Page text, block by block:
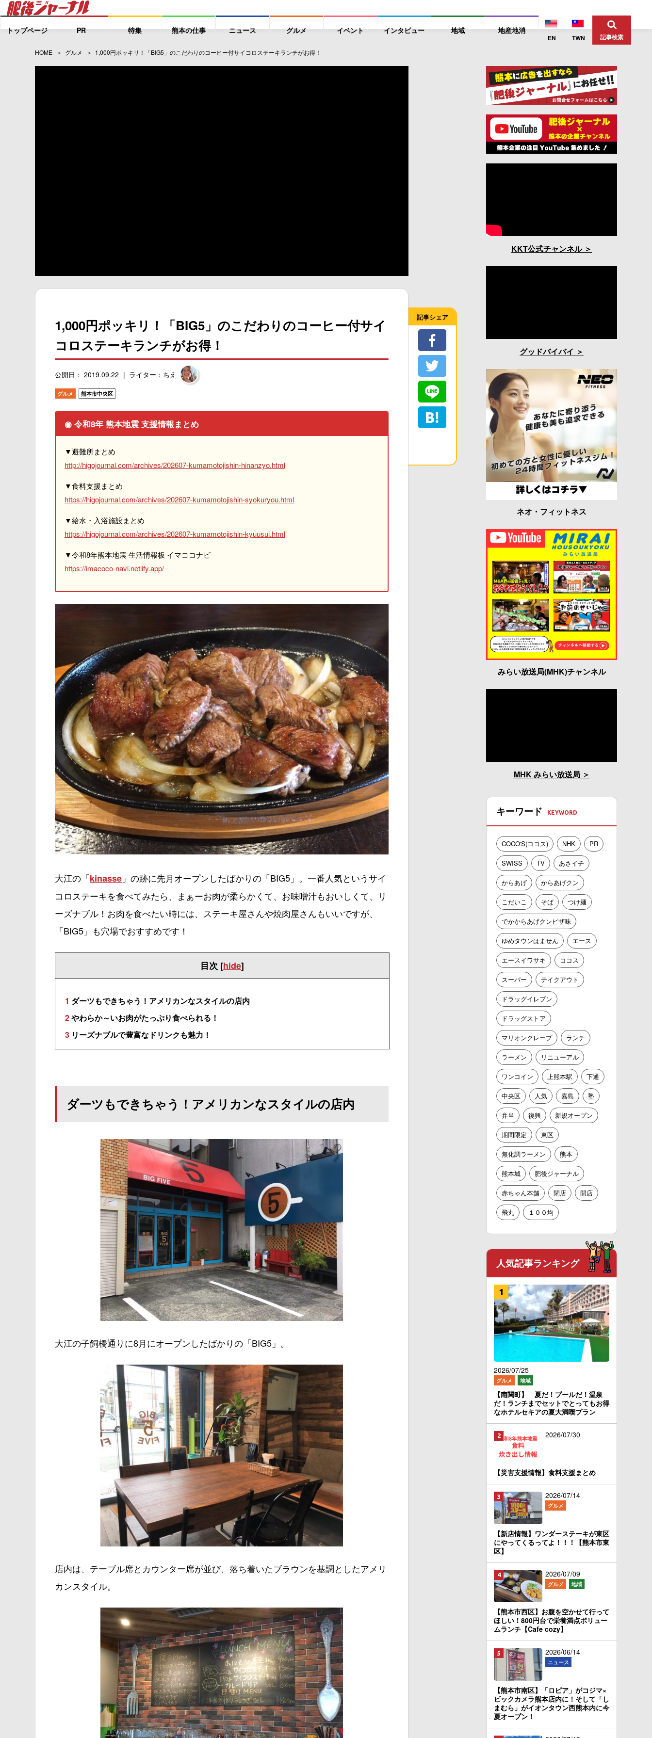
トップページ PR 特集 熊本の仕事 ニュース グルメ イベント インタビュー 地域 地産地消
EN TWN 記事検索
HOME グルメ 1,000円ポッキリ！「BIG5」のこだわりのコーヒー付サイコロステーキランチがお得！
1,000円ポッキリ！「BIG5」のこだわりのコーヒー付サイ
コロステーキランチがお得！
公開日： 2019.09.22 ライター：ちえ
グルメ 熊本市中央区
◉ 令和8年 熊本地震 支援情報まとめ
▼避難所まとめ
http://higojournal.com/archives/202607-kumamotojishin-hinanzyo.html
▼食料支援まとめ
https://higojournal.com/archives/202607-kumamotojishin-syokuryou.html
▼給水・入浴施設まとめ
https://higojournal.com/archives/202607-kumamotojishin-kyuusui.html
▼令和8年熊本地震 生活情報板 イマココナビ
https://imacoco-navi.netlify.app/
大江の「kinasse 」の跡に先月オープンしたばかりの「BIG5」。一番人気というサイ
コロステーキを食べてみたら、まぁーお肉が柔らかくて、お味噌汁もおいしくて、リ
ーズナブル！お肉を食べたい時には、ステーキ屋さんや焼肉屋さんもいいですが、
「BIG5」も穴場でおすすめです！
目次 [hide]
1 ダーツもできちゃう！アメリカンなスタイルの店内
2やわらか～いお肉がたっぷり食べられる！
3 リーズナブルで豊富なドリンクも魅力！
ダーツもできちゃう！アメリカンなスタイルの店内
大江の子飼橋通りに8月にオープンしたばかりの「BIG5」。
店内は、テーブル席とカウンター席が並び、落ち着いたブラウンを基調としたアメリ
カンスタイル。
記事シェア
KKT公式チャンネル
グッドバイバイ
ネオ・フィットネス
みらい放送局(MHK)チャンネル
MHK みらい放送局
キーワード
COCO'S(ココス) NHK PR
SWISS TV あさイチ
からあげ からあげクン
こだいこ そば つけ麺
でかからあげクンピザ味
ゆめタウンはません エース
エースイワサキ ココス
スーパー テイクアウト
ドラッグイレブン
ドラッグストア
マリオンクレープ ランチ
ラーメン リニューアル
ワンコイン 上熊本駅 下通
中央区 人気 嘉島 塾
弁当 復興 新規オープン
期間限定 東区
無化調ラーメン 熊本
熊本城 肥後ジャーナル
赤ちゃん本舗 閉店 開店
飛丸 １００均
人気記事ランキング
2026/07/25
グルメ 地域
【南関町】 夏だ！プールだ！温泉
だ！ランチまでセットでとってもお得
なホテルセキアの夏大満喫プラン
2026/07/30
【災害支援情報】食料支援まとめ
2026/07/14
グルメ
【新店情報】ワンダーステーキが東区
にやってくるってよ！！！【熊本市東
区】
2026/07/09
グルメ 地域
【熊本市西区】お腹を空かせて行って
ほしい！800円台で栄養満点ボリュー
ムランチ【Cafe cozy】
2026/06/14
ニュース
【熊本市南区】「ロピア」がコジマ×
ビックカメラ熊本店内に！そして「し
まむら」がイオンタウン西熊本内に今
夏オープン！